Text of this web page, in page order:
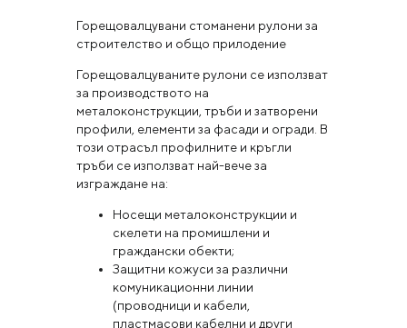
Горещовалцувани стоманени рулони за
строителство и общо прилодение
Горещовалцуваните рулони се използват
за производството на
металоконструкции, тръби и затворени
профили, елементи за фасади и огради. В
този отрасъл профилните и кръгли
тръби се използват най-вече за
изграждане на:
Носещи металоконструкции и
скелети на промишлени и
граждански обекти;
Защитни кожуси за различни
комуникационни линии
(проводници и кабели,
пластмасови кабелни и други